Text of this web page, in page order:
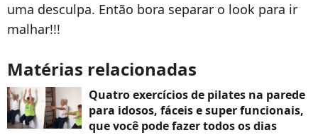
uma desculpa. Então bora separar o look para ir
malhar!!!
Matérias relacionadas
Quatro exercícios de pilates na parede
para idosos, fáceis e super funcionais,
que você pode fazer todos os dias